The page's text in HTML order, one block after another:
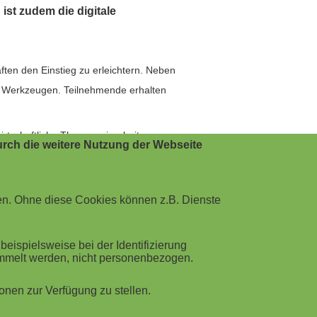
zudem die digitale
den Einstieg zu erleichtern. Neben
Teilnehmende erhalten
Themen einarbeiten
und Single-Choice-Fragen am
Lernens, das immer individueller wird.
und können lernen, wann und
die weitere Nutzung der Webseite
Ohne diese Cookies können z.B. Dienste
bei der Identifizierung
werden, nicht personenbezogen.
zur Verfügung zu stellen.